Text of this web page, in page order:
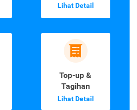
Lihat Detail
Top-up &
Tagihan
Lihat Detail